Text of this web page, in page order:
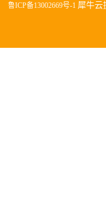
鲁ICP备13002669号-1 犀牛云